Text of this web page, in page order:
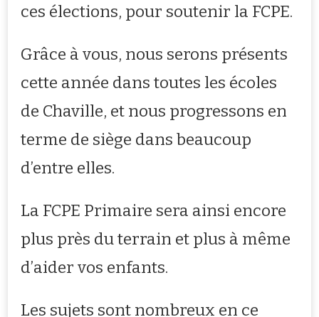
ces élections, pour soutenir la FCPE.
Grâce à vous, nous serons présents
cette année dans toutes les écoles
de Chaville, et nous progressons en
terme de siège dans beaucoup
d’entre elles.
La FCPE Primaire sera ainsi encore
plus près du terrain et plus à même
d’aider vos enfants.
Les sujets sont nombreux en ce